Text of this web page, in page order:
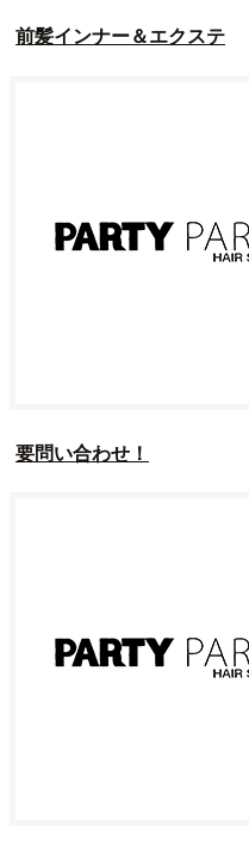
前髪インナー＆エクステ
要問い合わせ！